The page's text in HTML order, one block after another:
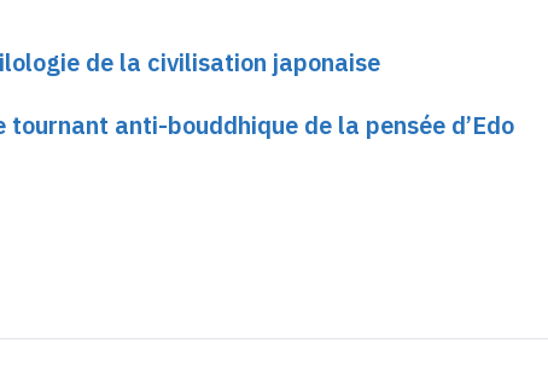
de la civilisation japonaise
anti-bouddhique de la pensée d’Edo